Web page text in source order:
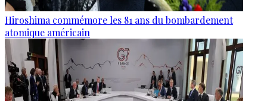
Hiroshima commémore les 81 ans du bombardement
atomique américain